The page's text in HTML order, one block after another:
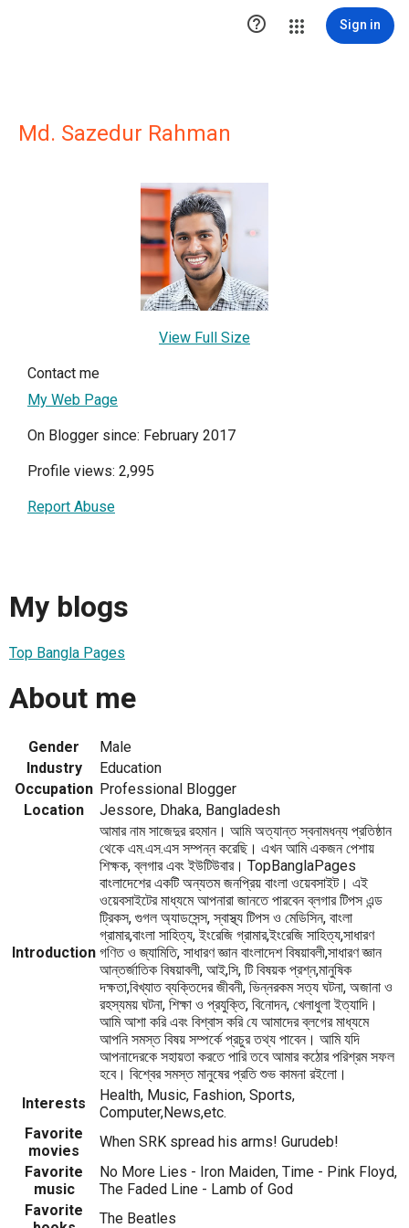
 Sign in
Md. Sazedur Rahman
View Full Size
Contact me
My Web Page
On Blogger since: February 2017
Profile views: 2,995
Report Abuse
My blogs
Top Bangla Pages
About me
Gender
Male
Industry
Education
Occupation Professional Blogger
Location
Jessore, Dhaka, Bangladesh
Introduction
আমার নাম সাজেদুর রহমান। আমি অত্যান্ত স্বনামধন্য প্রতিষ্ঠান
থেকে এম.এস.এস সম্পন্ন করেছি। এখন আমি একজন পেশায়
শিক্ষক, ব্লগার এবং ইউটিউবার। TopBanglaPages
বাংলাদেশের একটি অন্যতম জনপ্রিয় বাংলা ওয়েবসাইট। এই
ওয়েবসাইটের মাধ্যমে আপনারা জানতে পারবেন ব্লগার টিপস এন্ড
ট্রিকস, গুগল অ্যাডসেন্স, স্বাস্থ্য টিপস ও মেডিসিন, বাংলা
গ্রামার,বাংলা সাহিত্য, ইংরেজি গ্রামার,ইংরেজি সাহিত্য,সাধারণ
গণিত ও জ্যামিতি, সাধারণ জ্ঞান বাংলাদেশ বিষয়াবলী,সাধারণ জ্ঞান
আন্তর্জাতিক বিষয়াবলী, আই,সি, টি বিষয়ক প্রশ্ন,মানুষিক
দক্ষতা,বিখ্যাত ব্যক্তিদের জীবনী, ভিন্নরকম সত্য ঘটনা, অজানা ও
রহস্যময় ঘটনা, শিক্ষা ও প্রযুক্তি, বিনোদন, খেলাধুলা ইত্যাদি।
আমি আশা করি এবং বিশ্বাস করি যে আমাদের ব্লগের মাধ্যমে
আপনি সমস্ত বিষয় সম্পর্কে প্রচুর তথ্য পাবেন। আমি যদি
আপনাদেরকে সহায়তা করতে পারি তবে আমার কঠোর পরিশ্রম সফল
হবে। বিশ্বের সমস্ত মানুষের প্রতি শুভ কামনা রইলো।
Interests
Health, Music, Fashion, Sports,
Computer,News,etc.
Favorite
movies
When SRK spread his arms! Gurudeb!
Favorite
music
No More Lies - Iron Maiden, Time - Pink Floyd,
The Faded Line - Lamb of God
Favorite
The Beatles